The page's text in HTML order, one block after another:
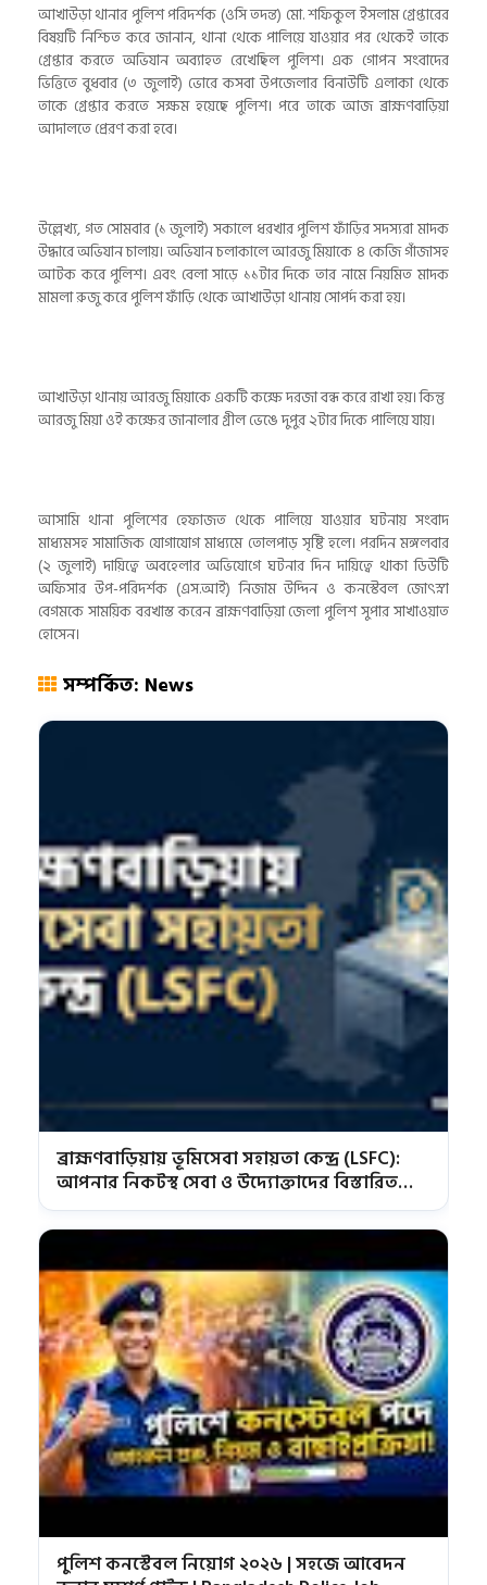
আখাউড়া থানার পুলিশ পরিদর্শক (ওসি তদন্ত) মো. শফিকুল ইসলাম গ্রেপ্তারের
বিষয়টি নিশ্চিত করে জানান, থানা থেকে পালিয়ে যাওয়ার পর থেকেই তাকে
গ্রেপ্তার করতে অভিযান অব্যাহত রেখেছিল পুলিশ। এক গোপন সংবাদের
ভিত্তিতে বুধবার (৩ জুলাই) ভোরে কসবা উপজেলার বিনাউটি এলাকা থেকে
তাকে গ্রেপ্তার করতে সক্ষম হয়েছে পুলিশ। পরে তাকে আজ ব্রাহ্মণবাড়িয়া
আদালতে প্রেরণ করা হবে।
উল্লেখ্য, গত সোমবার (১ জুলাই) সকালে ধরখার পুলিশ ফাঁড়ির সদস্যরা মাদক
উদ্ধারে অভিযান চালায়। অভিযান চলাকালে আরজু মিয়াকে ৪ কেজি গাঁজাসহ
আটক করে পুলিশ। এবং বেলা সাড়ে ১১টার দিকে তার নামে নিয়মিত মাদক
মামলা রুজু করে পুলিশ ফাঁড়ি থেকে আখাউড়া থানায় সোপর্দ করা হয়।
আখাউড়া থানায় আরজু মিয়াকে একটি কক্ষে দরজা বন্ধ করে রাখা হয়। কিন্তু
আরজু মিয়া ওই কক্ষের জানালার গ্রীল ভেঙে দুপুর ২টার দিকে পালিয়ে যায়।
আসামি থানা পুলিশের হেফাজত থেকে পালিয়ে যাওয়ার ঘটনায় সংবাদ
মাধ্যমসহ সামাজিক যোগাযোগ মাধ্যমে তোলপাড় সৃষ্টি হলে। পরদিন মঙ্গলবার
(২ জুলাই) দায়িত্বে অবহেলার অভিযোগে ঘটনার দিন দায়িত্বে থাকা ডিউটি
অফিসার উপ-পরিদর্শক (এস.আই) নিজাম উদ্দিন ও কনস্টেবল জোৎস্না
বেগমকে সাময়িক বরখাস্ত করেন ব্রাহ্মণবাড়িয়া জেলা পুলিশ সুপার সাখাওয়াত
হোসেন।
সম্পর্কিত: News
ব্রাহ্মণবাড়িয়ায় ভূমিসেবা সহায়তা কেন্দ্র (LSFC):
আপনার নিকটস্থ সেবা ও উদ্যোক্তাদের বিস্তারিত
তালিকা
পুলিশ কনস্টেবল নিয়োগ ২০২৬ | সহজে আবেদন